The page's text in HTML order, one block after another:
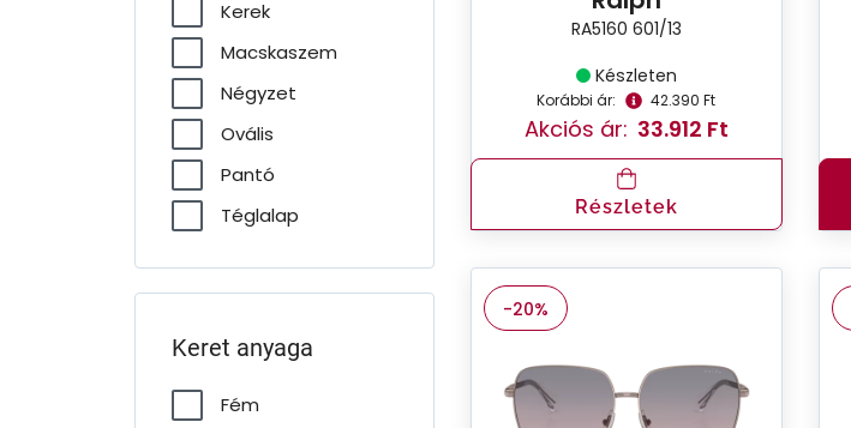
Kerek
Macskaszem
Négyzet
Ovális
Pantó
Téglalap
Keret anyaga
Fém
RA5160 601/13
Készleten
Korábbi ár: 42.390 Ft
Akciós ár: 33.912 Ft
Részletek
-20%